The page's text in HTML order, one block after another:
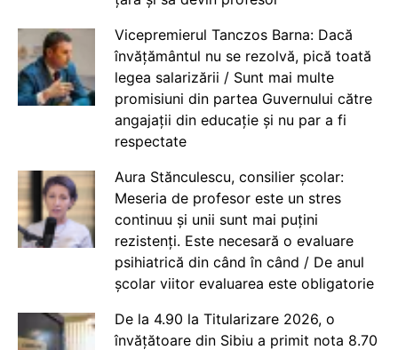
Vicepremierul Tanczos Barna: Dacă
învățământul nu se rezolvă, pică toată
legea salarizării / Sunt mai multe
promisiuni din partea Guvernului către
angajații din educație și nu par a fi
respectate
Aura Stănculescu, consilier școlar:
Meseria de profesor este un stres
continuu și unii sunt mai puțini
rezistenți. Este necesară o evaluare
psihiatrică din când în când / De anul
școlar viitor evaluarea este obligatorie
De la 4.90 la Titularizare 2026, o
învățătoare din Sibiu a primit nota 8.70